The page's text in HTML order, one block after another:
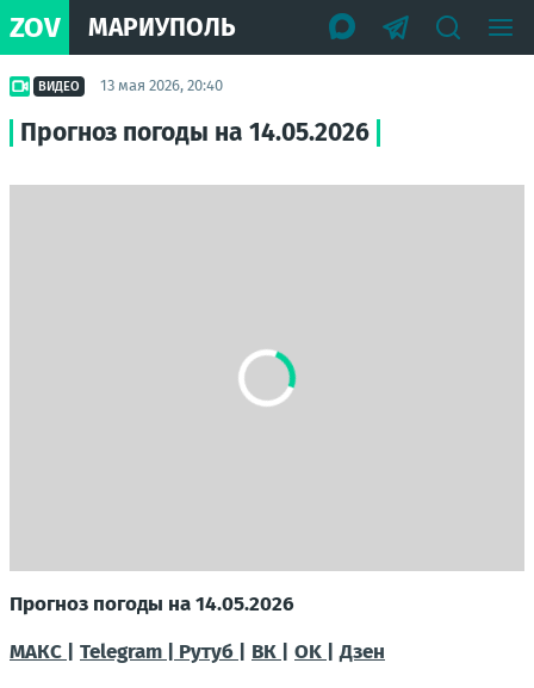
ZOV МАРИУПОЛЬ
ВИДЕО 13 мая 2026, 20:40
Прогноз погоды на 14.05.2026
Прогноз погоды на 14.05.2026
МАКС |
Telegram | Рутуб | ВК | OK | Дзен